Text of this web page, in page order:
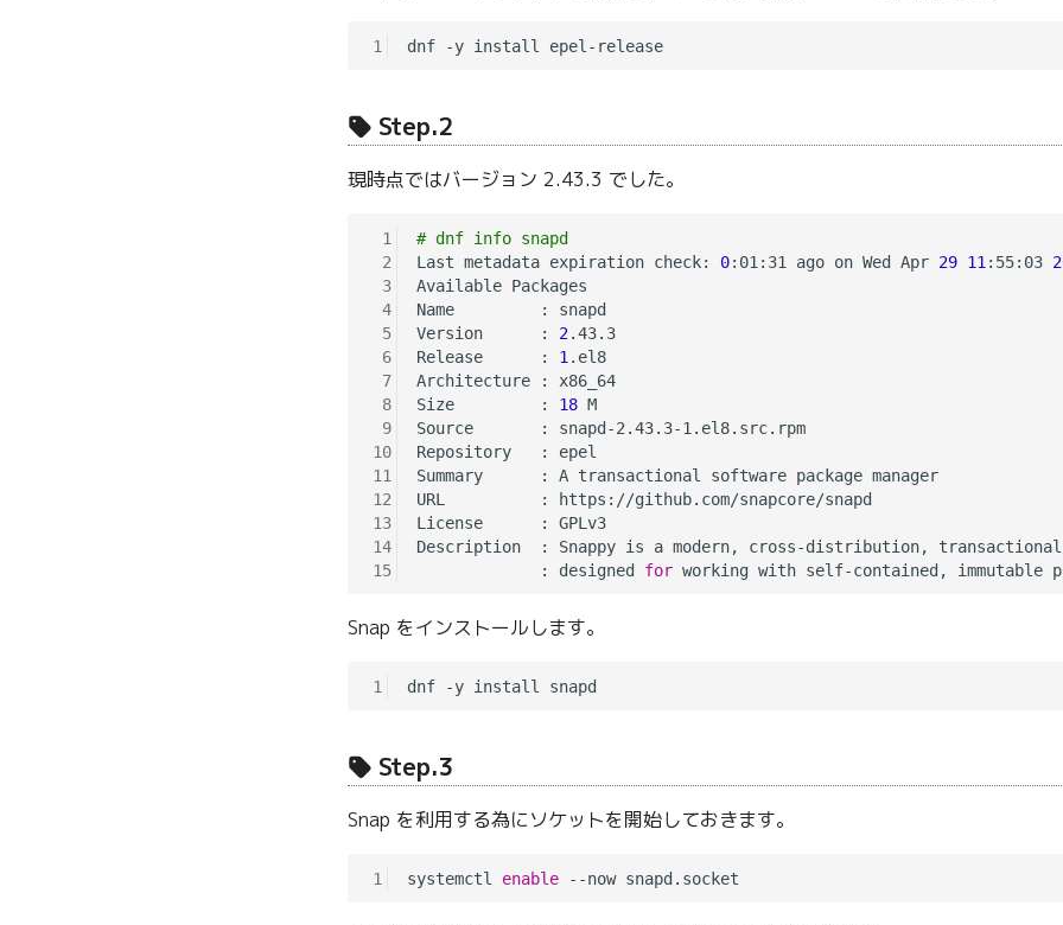
1 dnf -y install epel-release
Step.2
現時点ではバージョン 2.43.3 でした。
1
2
3
4
5
6
7
8
9
10
11
12
13
14
15
# dnf info snapd
Last metadata expiration check: 0:01:31 ago on Wed Apr 29 11 :55:03
Available Packages
Name         : snapd
Version      : 2.43.3
Release      : 1 .el8
Architecture : x86_64
Size         : 18 M
Source       : snapd-2.43.3-1.el8.src.rpm
Repository   : epel
Summary      : A transactional software package manager
URL          : https://github.com/snapcore/snapd
License      : GPLv3
Description  : Snappy is a modern, cross-distribution, transactional
             : designed
for
Snap をインストールします。
1
Step.3
Snap を利用する為にソケットを開始しておきます。
1 systemctl enable